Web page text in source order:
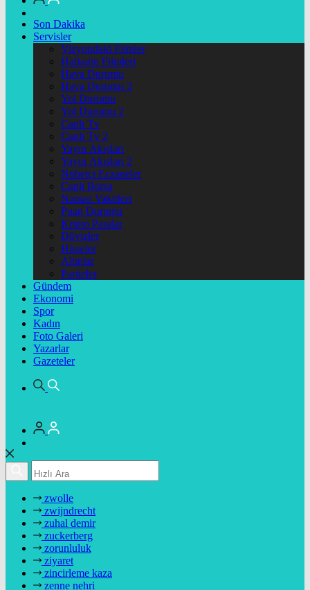
Son Dakika
Servisler
Vizyondaki Filmler
Haftanin Filmleri
Hava Durumu
Hava Durumu 2
Yol Durumu
Yol Durumu 2
Canlı Tv
Canlı Tv 2
Yayın Akışları
Yayın Akışları 2
Nöbetçi Eczaneler
Canlı Borsa
Namaz Vakitleri
Puan Durumu
Kripto Paralar
Dövizler
Hisseler
Altınlar
Pariteler
Gündem
Ekonomi
Spor
Kadın
Foto Galeri
Yazarlar
Gazeteler
zwolle
zwijndrecht
zuhal demir
zuckerberg
zorunluluk
ziyaret
zincirleme kaza
zenne nehri